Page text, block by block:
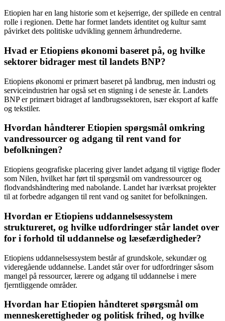
Etiopien har en lang historie som et kejserrige, der spillede en central
rolle i regionen. Dette har formet landets identitet og kultur samt
påvirket dets politiske udvikling gennem århundrederne.
Hvad er Etiopiens økonomi baseret på, og hvilke
sektorer bidrager mest til landets BNP?
Etiopiens økonomi er primært baseret på landbrug, men industri og
serviceindustrien har også set en stigning i de seneste år. Landets
BNP er primært bidraget af landbrugssektoren, især eksport af kaffe
og tekstiler.
Hvordan håndterer Etiopien spørgsmål omkring
vandressourcer og adgang til rent vand for
befolkningen?
Etiopiens geografiske placering giver landet adgang til vigtige floder
som Nilen, hvilket har ført til spørgsmål om vandressourcer og
flodvandshåndtering med nabolande. Landet har iværksat projekter
til at forbedre adgangen til rent vand og sanitet for befolkningen.
Hvordan er Etiopiens uddannelsessystem
struktureret, og hvilke udfordringer står landet over
for i forhold til uddannelse og læsefærdigheder?
Etiopiens uddannelsessystem består af grundskole, sekundær og
videregående uddannelse. Landet står over for udfordringer såsom
mangel på ressourcer, lærere og adgang til uddannelse i mere
fjerntliggende områder.
Hvordan har Etiopien håndteret spørgsmål om
menneskerettigheder og politisk frihed, og hvilke